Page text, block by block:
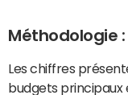
Méthodologie :
Les chiffres
budgets principaux